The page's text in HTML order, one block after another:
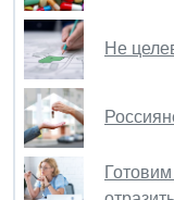
Не